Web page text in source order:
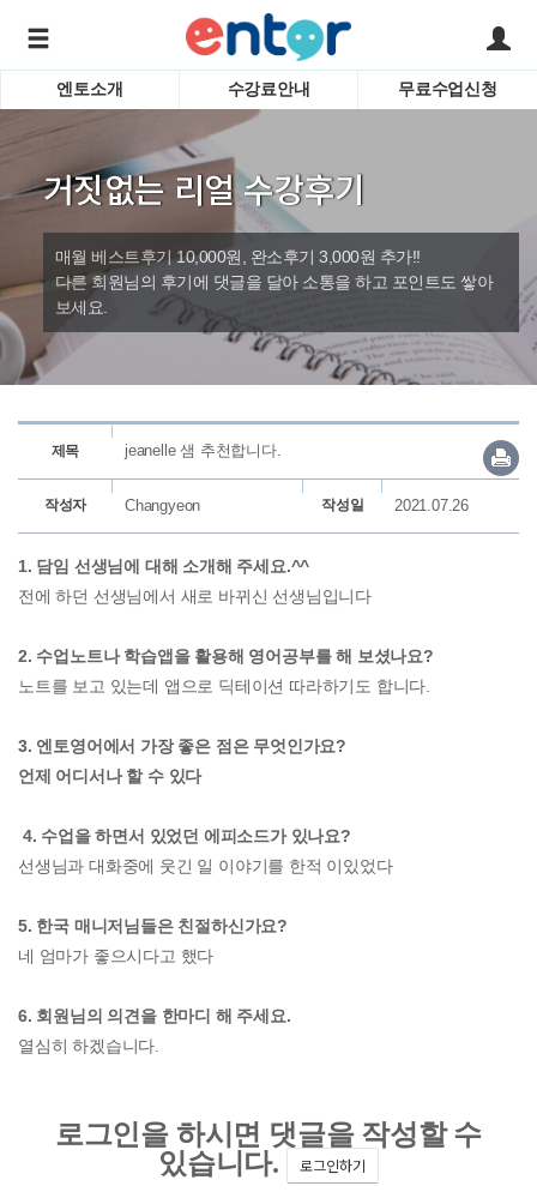
학습도우미 G1
바로가기
서비스안내
강사소개
회사소개
어린이
영자신
수업
엔토소개 수강료안내 무료수업신청
거짓없는 리얼 수강후기
매월 베스트후기 10,000원, 완소후기 3,000원 추가!!
다른 회원님의 후기에 댓글을 달아 소통을 하고 포인트도 쌓아
보세요.
제목 jeanelle 샘 추천합니다.
작성자 Changyeon 작성일 2021.07.26
1. 담임 선생님에 대해 소개해 주세요.^^
전에 하던 선생님에서 새로 바뀌신 선생님입니다
2. 수업노트나 학습앱을 활용해 영어공부를 해 보셨나요?
노트를 보고 있는데 앱으로 딕테이션 따라하기도 합니다.
3. 엔토영어에서 가장 좋은 점은 무엇인가요?
언제 어디서나 할 수 있다
4. 수업을 하면서 있었던 에피소드가 있나요?
선생님과 대화중에 웃긴 일 이야기를 한적 이있었다
5. 한국 매니저님들은 친절하신가요?
네 엄마가 좋으시다고 했다
6. 회원님의 의견을 한마디 해 주세요.
열심히 하겠습니다.